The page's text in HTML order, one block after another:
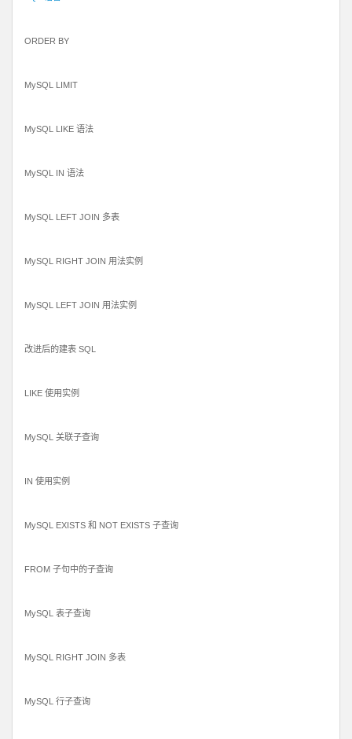
ORDER BY
MySQL LIMIT
MySQL LIKE 语法
MySQL IN 语法
MySQL LEFT JOIN 多表
MySQL RIGHT JOIN 用法实例
MySQL LEFT JOIN 用法实例
改进后的建表 SQL
LIKE 使用实例
MySQL 关联子查询
IN 使用实例
MySQL EXISTS 和 NOT EXISTS 子查询
FROM 子句中的子查询
MySQL 表子查询
MySQL RIGHT JOIN 多表
MySQL 行子查询